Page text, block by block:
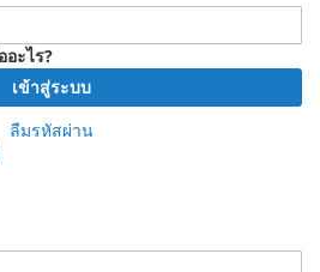
ะไร?
เข้าสู่ระบบ
ลืมรหัสผ่าน